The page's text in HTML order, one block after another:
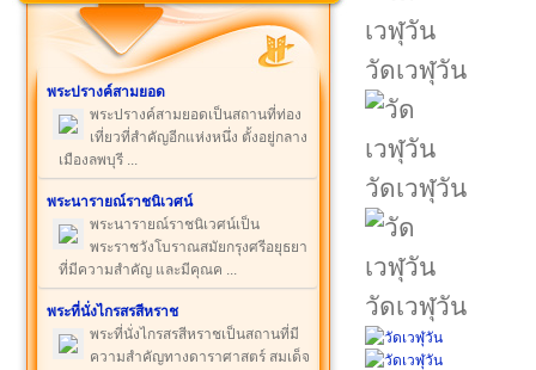
พระปรางค์สามยอด
พระปรางค์สามยอดเป็นสถานที่ท่อง
เที่ยวที่สำคัญอีกแห่งหนึ่ง ตั้งอยู่กลาง
เมืองลพบุรี ...
พระนารายณ์ราชนิเวศน์
พระนารายณ์ราชนิเวศน์เป็น
พระราชวังโบราณสมัยกรุงศรีอยุธยา
ที่มีความสำคัญ และมีคุณค ...
พระที่นั่งไกรสรสีหราช
พระที่นั่งไกรสรสีหราชเป็นสถานที่มี
ความสำคัญทางดาราศาสตร์ สมเด็จ
วัดเวฬุวัน
วัดเวฬุวัน
วัดเวฬุวัน